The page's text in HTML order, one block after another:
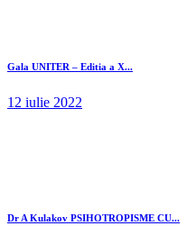
Gala UNITER – Editia a X...
12 iulie 2022
Dr A Kulakov PSIHOTROPISME CU...